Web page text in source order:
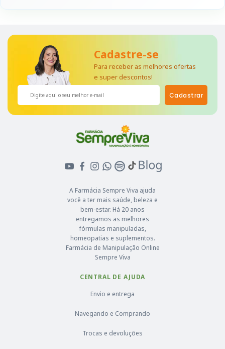
A Farmácia Sempre Viva ajuda
você a ter mais saúde, beleza e
bem-estar. Há 20 anos
entregamos as melhores
fórmulas manipuladas,
homeopatias e suplementos.
Farmácia de Manipulação Online
Sempre Viva
CENTRAL DE AJUDA
Envio e entrega
Navegando e Comprando
Trocas e devoluções
Cadastre-se
Para receber as melhores ofertas
e super descontos!
Cadastrar